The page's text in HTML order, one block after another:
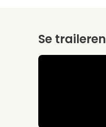
Se traileren